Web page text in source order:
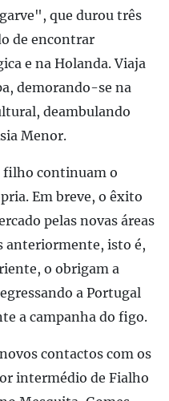
que durou três
de encontrar
e na Holanda. Viaja
demorando-se na
deambulando
Menor.
filho continuam o
Em breve, o êxito
pelas novas áreas
anteriormente, isto é,
o obrigam a
a Portugal
a campanha do figo.
contactos com os
intermédio de Fialho